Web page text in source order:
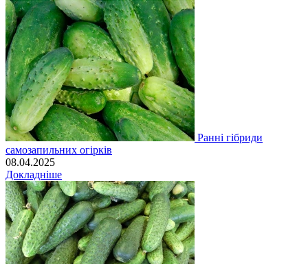
Ранні гібриди
самозапильних огірків
08.04.2025
Докладніше